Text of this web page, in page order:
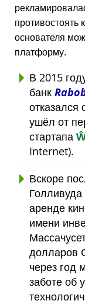
противостоять
основателя
платформу.
В 2015
банк
отказался
ушёл от
стартапа
Internet).
Вскоре
аренде
имени
долларов
через год
заботе об